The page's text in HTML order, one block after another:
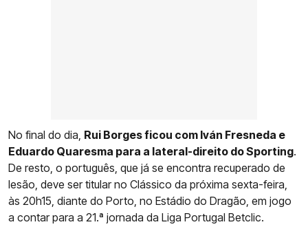
No final do dia, Rui Borges ficou com Iván Fresneda e
Eduardo Quaresma para a lateral-direito do Sporting.
De resto, o português, que já se encontra recuperado de
lesão, deve ser titular no Clássico da próxima sexta-feira,
às 20h15, diante do Porto, no Estádio do Dragão, em jogo
a contar para a 21.ª jornada da Liga Portugal Betclic.